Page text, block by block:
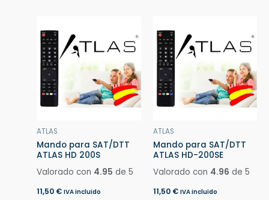
ATLAS
Mando para SAT/DTT
ATLAS HD 200S
Valorado con 4.95 de 5
11,50 € IVA incluido
ATLAS
Mando para SAT/DTT
ATLAS HD-200SE
Valorado con 4.96 de 5
11,50 € IVA incluido